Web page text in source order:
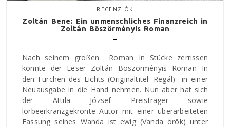
RECENZIÓK
Zoltán Bene: Ein unmenschliches Finanzreich in
Zoltán Böszörményis Roman
​​​​​​​Nach seinem großen Roman In Stücke zerrissen
konnte der Leser Zoltán Böszörményis Roman In
den Furchen des Lichts (Originaltitel: Regál) in einer
Neuausgabe in die Hand nehmen. Nun aber hat sich
der Attila József Preisträger sowie
lorbeerkranzgekrönte Autor mit einer überarbeiteten
Fassung seines Wanda ist ewig (Vanda örök) unter